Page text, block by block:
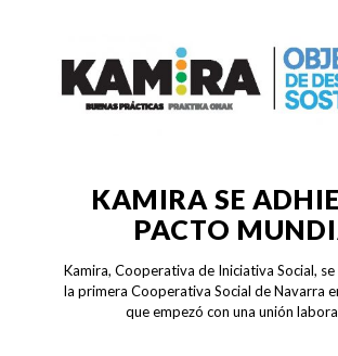
KAMIRA SE
PACTO
Kamira, Cooperativa de Iniciativa Social,
la primera Cooperativa Social de Navarra
que empezó con una unión